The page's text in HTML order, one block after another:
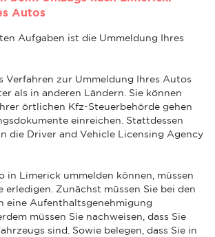
Autos
Aufgaben ist die Ummeldung Ihres
Verfahren zur Ummeldung Ihres Autos
als in anderen Ländern. Sie können
örtlichen Kfz-Steuerbehörde gehen
einreichen. Stattdessen
die Driver and Vehicle Licensing Agency
in Limerick ummelden können, müssen
erledigen. Zunächst müssen Sie bei den
eine Aufenthaltsgenehmigung
müssen Sie nachweisen, dass Sie
sind. Sowie belegen, dass Sie in